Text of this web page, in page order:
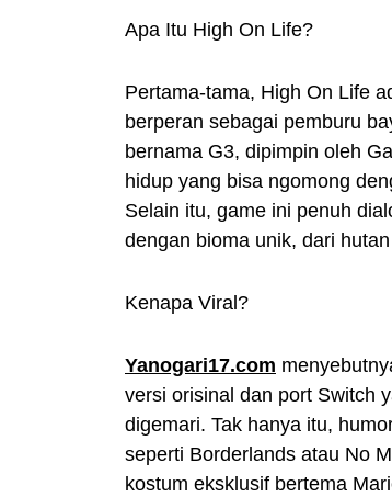
Apa Itu High On Life?
Pertama-tama, High On Life
berperan sebagai pemburu
bernama G3, dipimpin oleh
hidup yang bisa ngomong
Selain itu, game ini penuh
dengan bioma unik, dari
Kenapa Viral?
Yanogari17.com
versi orisinal dan port Switch
digemari. Tak hanya itu,
seperti Borderlands atau No
kostum eksklusif bertema